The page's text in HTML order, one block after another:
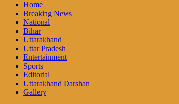
Home
Breaking News
National
Bihar
Uttarakhand
Uttar Pradesh
Entertainment
Sports
Editorial
Uttarakhand Darshan
Gallery